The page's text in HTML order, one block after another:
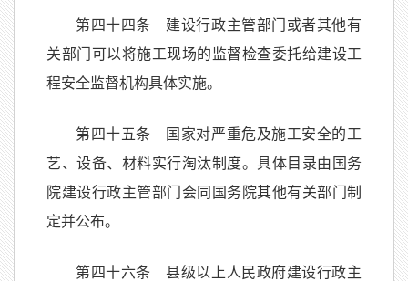
第四十四条 建设行政主管部门或者其他有
关部门可以将施工现场的监督检查委托给建设工
程安全监督机构具体实施。
第四十五条 国家对严重危及施工安全的工
艺、设备、材料实行淘汰制度。具体目录由国务
院建设行政主管部门会同国务院其他有关部门制
定并公布。
第四十六条 县级以上人民政府建设行政主